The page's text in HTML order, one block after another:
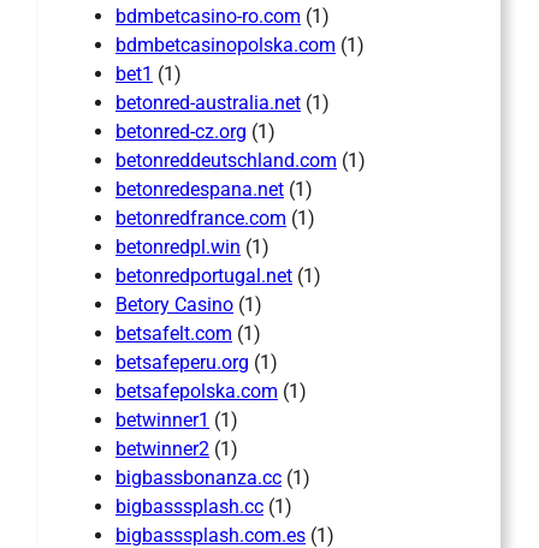
bdmbetcasino-ro.com (1)
bdmbetcasinopolska.com (1)
bet1 (1)
betonred-australia.net (1)
betonred-cz.org (1)
betonreddeutschland.com (1)
betonredespana.net (1)
betonredfrance.com (1)
betonredpl.win (1)
betonredportugal.net (1)
Betory Casino (1)
betsafelt.com (1)
betsafeperu.org (1)
betsafepolska.com (1)
betwinner1 (1)
betwinner2 (1)
bigbassbonanza.cc (1)
bigbasssplash.cc (1)
bigbasssplash.com.es (1)